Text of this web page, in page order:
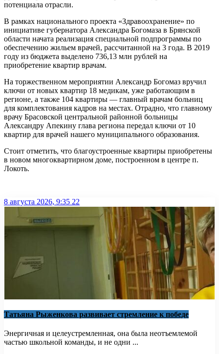
потенциала отрасли.
В рамках национального проекта «Здравоохранение» по
инициативе губернатора Александра Богомаза в Брянской
области начата реализация специальной подпрограммы по
обеспечению жильем врачей, рассчитанной на 3 года. В 2019
году из бюджета выделено 736,13 млн рублей на
приобретение квартир врачам.
На торжественном мероприятии Александр Богомаз вручил
ключи от новых квартир 18 медикам, уже работающим в
регионе, а также 104 квартиры — главный врачам больниц
для комплектования кадров на местах. Отрадно, что главному
врачу Брасовской центральной районной больницы
Александру Апекину глава региона передал ключи от 10
квартир для врачей нашего муниципального образования.
Стоит отметить, что благоустроенные квартиры приобретены
в новом многоквартирном доме, построенном в центре п.
Локоть.
8 августа 2026, 9:35 22
Татьяна Рыженкова развивает стремление к победе
Энергичная и целеустремленная, она была неотъемлемой
частью школьной команды, и не одни ...